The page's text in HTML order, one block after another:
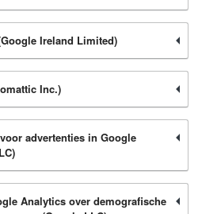
Ireland Limited)
Inc.)
advertenties in Google
Analytics over demografische